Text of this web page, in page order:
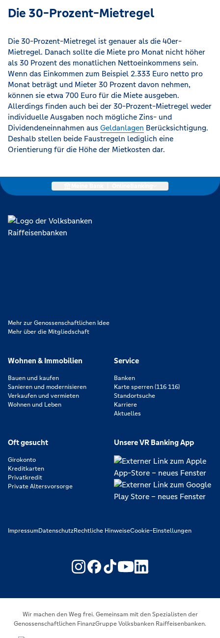
Die 30-Prozent-Mietregel
Die 30-Prozent-Mietregel ist genauer als die 40er-
Mietregel. Danach sollte die Miete pro Monat nicht höher
als 30 Prozent des monatlichen Nettoeinkommens sein.
Wenn das Einkommen zum Beispiel 2.333 Euro netto pro
Monat beträgt und Mieter 30 Prozent davon nehmen,
können sie etwa 700 Euro für die Miete ausgeben.
Allerdings finden auch bei der 30-Prozent-Mietregel weder
individuelle Ausgaben noch mögliche Zins- und
Dividendeneinnahmen aus Geldanlagen Berücksichtigung.
Deshalb stellen beide Faustregeln lediglich eine
Orientierung für die Höhe der Mietkosten dar.
Mehr zur Genossenschaftlichen Idee
Mehr über die Mitgliedschaft
Wohnen & Immobilien
Bauen und kaufen
Sanieren und modernisieren
Verkaufen und vermieten
Wohnen und Leben
Service
Banken
Karte sperren (116 116)
Standortsuche
Karriere
Aktuelles
Oft gesucht
Girokonto
Kreditkarten
Privatkredit
Private Altersvorsorge
Unsere VR Banking App
ImpressumDatenschutzRechtliche HinweiseCookie-Einstellungen
https://www.youtube.com/
https://
Wir machen den Weg frei. Gemeinsam mit den Spezialisten der
Genossenschaftlichen FinanzGruppe Volksbanken Raiffeisenbanken.